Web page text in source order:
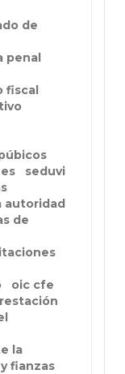
de
penal
fiscal
seduvi
autoridad
de
oic cfe
la
fianzas